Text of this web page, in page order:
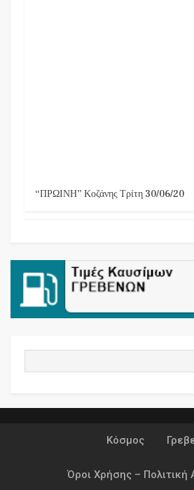
“ΠΡΩΙΝΗ” Κοζάνης Τρίτη 30/06/20
Κόσμος
Όροι Χρήσης – Πολιτική